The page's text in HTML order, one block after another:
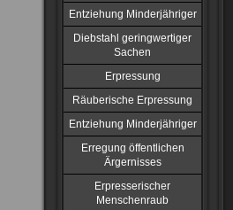
Entziehung Minderjähriger
Diebstahl geringwertiger
Sachen
Erpressung
Räuberische Erpressung
Entziehung Minderjähriger
Erregung öffentlichen
Ärgernisses
Erpresserischer
Menschenraub